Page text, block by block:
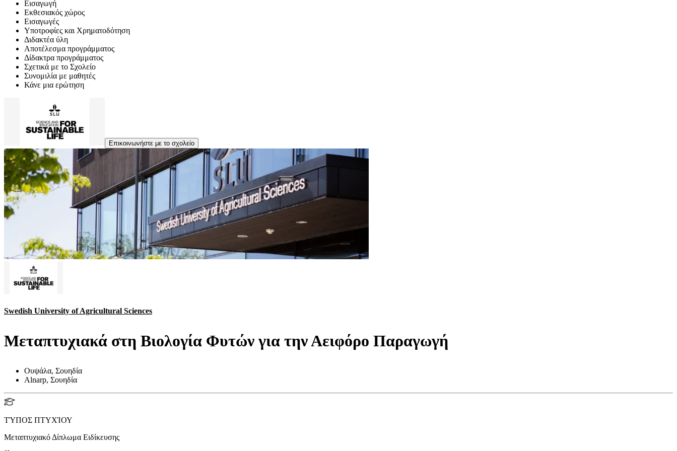
Εισαγωγή
Εκθεσιακός χώρος
Εισαγωγές
Υποτροφίες και Χρηματοδότηση
Διδακτέα ύλη
Αποτέλεσμα προγράμματος
Δίδακτρα προγράμματος
Σχετικά με το Σχολείο
Συνομιλία με μαθητές
Κάνε μια ερώτηση
Επικοινωνήστε με το σχολείο
Swedish University of Agricultural Sciences
Μεταπτυχιακά στη Βιολογία Φυτών για την Αειφόρο Παραγωγή
Ουψάλα, Σουηδία
Alnarp, Σουηδία
ΤΎΠΟΣ ΠΤΥΧΊΟΥ
Μεταπτυχιακό Δίπλωμα Ειδίκευσης